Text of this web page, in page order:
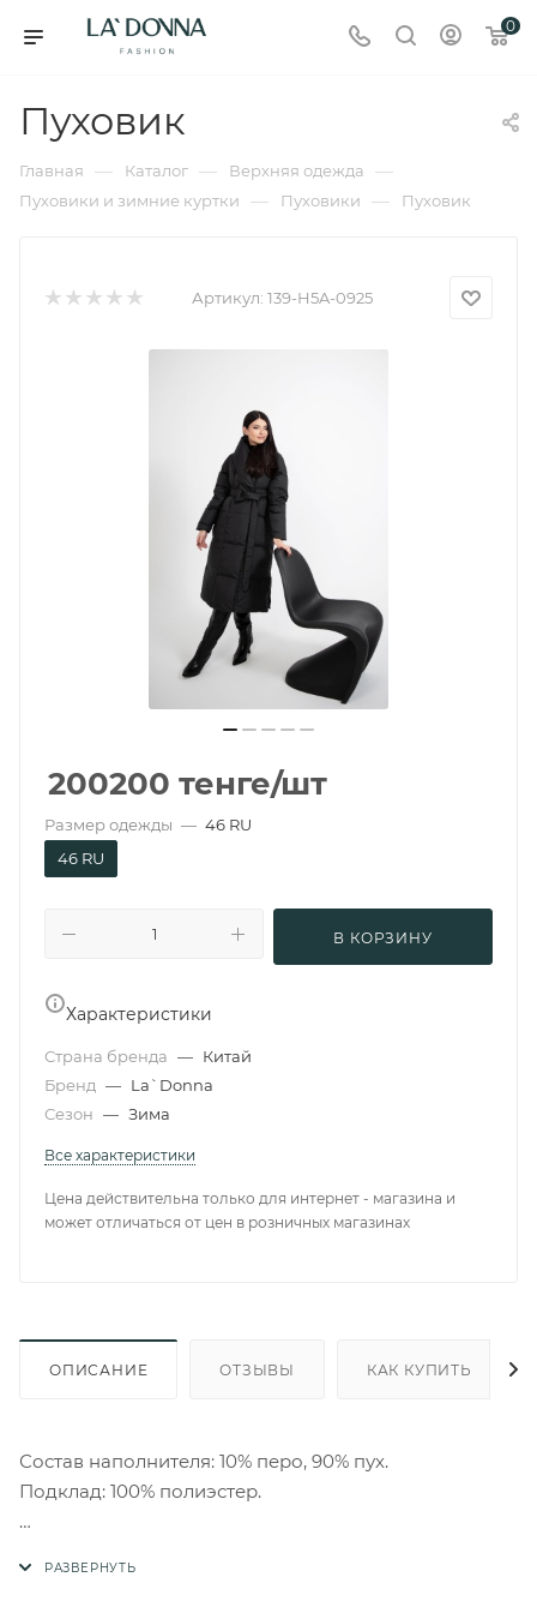
0
Пуховик
Главная — Каталог — Верхняя одежда —
Пуховики и зимние куртки — Пуховики — Пуховик
Артикул: 139-H5A-0925
200200 тенге/шт
Размер одежды — 46 RU
46 RU
В КОРЗИНУ
Характеристики
Страна бренда — Китай
Бренд — La`Donna
Сезон — Зима
Все характеристики
Цена действительна только для интернет - магазина и
может отличаться от цен в розничных магазинах
ОПИСАНИЕ ОТЗЫВЫ КАК КУПИТЬ
Состав наполнителя: 10% перо, 90% пух.
Подклад: 100% полиэстер.